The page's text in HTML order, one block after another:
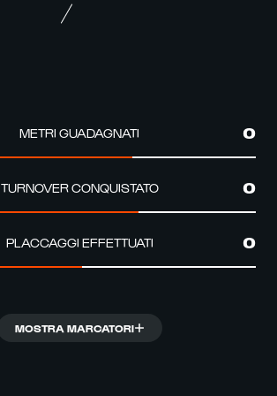
METRI GUADAGNATI 0
TURNOVER CONQUISTATO 0
PLACCAGGI EFFETTUATI 0
MOSTRA MARCATORI